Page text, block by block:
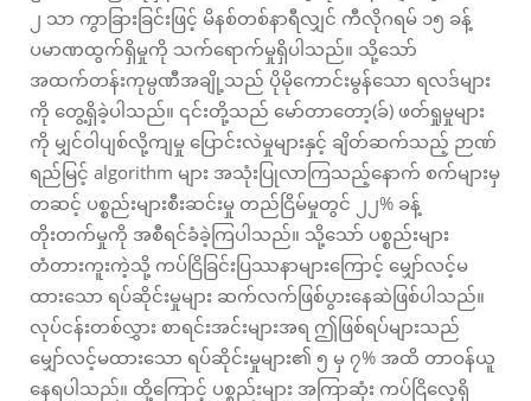
၂ သာ ကွာခြားခြင်းဖြင့် မိနစ်တစ်နာရီလျှင် ကီလိုဂရမ် ၁၅ ခန့်
ပမာဏထွက်ရှိမှုကို သက်ရောက်မှုရှိပါသည်။ သို့သော်
အထက်တန်းကုမ္ပဏီအချို့သည် ပိုမိုကောင်းမွန်သော ရလဒ်များ
ကို တွေ့ရှိခဲ့ပါသည်။ ၎င်းတို့သည် မော်တာတော့(ခ်) ဖတ်ရှုမှုများ
ကို မျှင်ဝါပျစ်လို့ကျမှု ပြောင်းလဲမှုများနှင့် ချိတ်ဆက်သည့် ဉာဏ်
ရည်မြင့် algorithm များ အသုံးပြုလာကြသည့်နောက် စက်များမှ
တဆင့် ပစ္စည်းများစီးဆင်းမှု တည်ငြိမ်မှုတွင် ၂၂% ခန့်
တိုးတက်မှုကို အစီရင်ခံခဲ့ကြပါသည်။ သို့သော် ပစ္စည်းများ
တံတားကူးကဲ့သို့ ကပ်ငြိခြင်းပြဿနာများကြောင့် မျှော်လင့်မ
ထားသော ရပ်ဆိုင်းမှုများ ဆက်လက်ဖြစ်ပွားနေဆဲဖြစ်ပါသည်။
လုပ်ငန်းတစ်လွှား စာရင်းအင်းများအရ ဤဖြစ်ရပ်များသည်
မျှော်လင့်မထားသော ရပ်ဆိုင်းမှုများ၏ ၅ မှ ၇% အထိ တာဝန်ယူ
နေရပါသည်။ ထို့ကြောင့် ပစ္စည်းများ အကြာဆုံး ကပ်ငြိလေ့ရှိ